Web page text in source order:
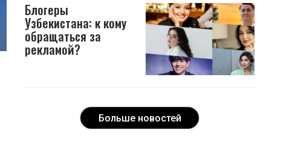
Блогеры
Узбекистана: к кому
обращаться за
рекламой?
Больше новостей